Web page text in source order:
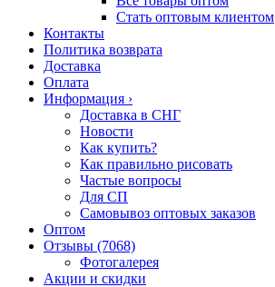
Стать оптовым клиентом
Контакты
Политика возврата
Доставка
Оплата
Информация ›
Доставка в СНГ
Новости
Как купить?
Как правильно рисовать
Частые вопросы
Для СП
Самовывоз оптовых заказов
Оптом
Отзывы (7068)
Фотогалерея
Акции и скидки